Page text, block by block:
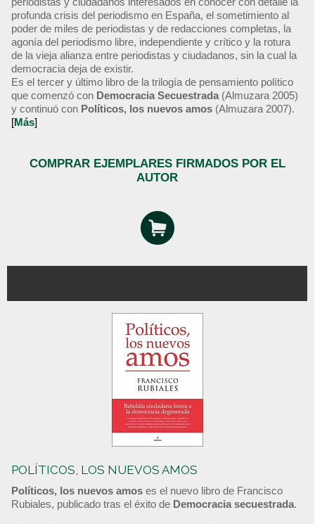
profunda crisis del periodismo en España, el sometimiento al
poder de miles de periodistas y de redacciones completas, la
agonía del periodismo libre, independiente y crítico y la rotura
de la vieja alianza entre periodistas y ciudadanos, sin la cual la
democracia deja de existir.
Es el tercer y último libro de la trilogía de pensamiento político
que comenzó con Democracia Secuestrada (Almuzara 2005)
y continuó con Políticos, los nuevos amos (Almuzara 2007).
[Más]
COMPRAR EJEMPLARES FIRMADOS POR EL
AUTOR
POLÍTICOS, LOS NUEVOS AMOS
Políticos, los nuevos amos es el nuevo libro de Francisco
Rubiales, publicado tras el éxito de Democracia secuestrada.